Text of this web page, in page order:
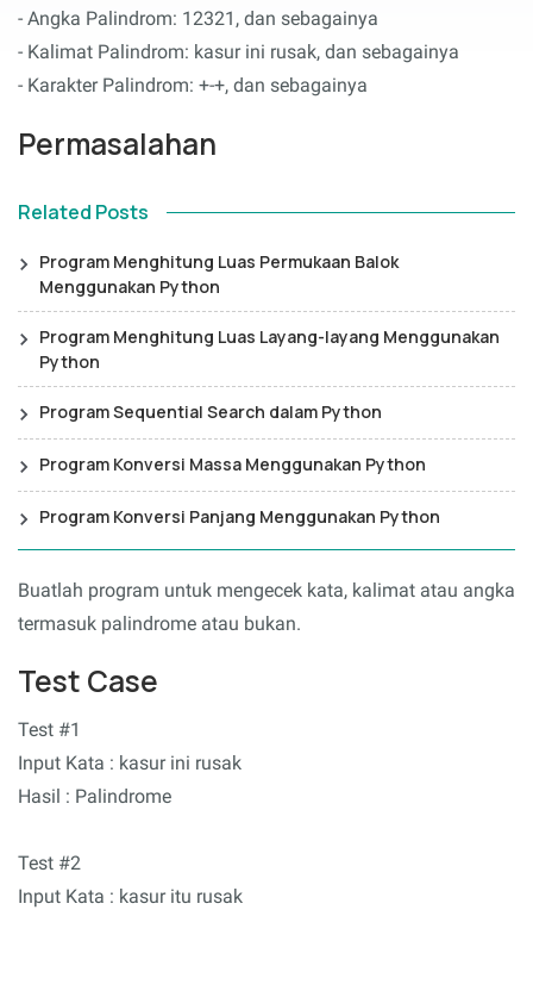
- Angka Palindrom: 12321, dan sebagainya
- Kalimat Palindrom: kasur ini rusak, dan sebagainya
- Karakter Palindrom: +-+, dan sebagainya
Permasalahan
Related Posts
Program Menghitung Luas Permukaan Balok
Menggunakan Python
Program Menghitung Luas Layang-layang Menggunakan
Python
Program Sequential Search dalam Python
Program Konversi Massa Menggunakan Python
Program Konversi Panjang Menggunakan Python
Buatlah program untuk mengecek kata, kalimat atau angka
termasuk palindrome atau bukan.
Test Case
Test #1
Input Kata : kasur ini rusak
Hasil : Palindrome
Test #2
Input Kata : kasur itu rusak